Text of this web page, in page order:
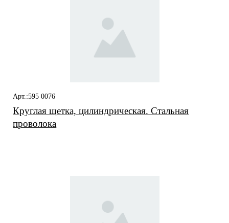
Арт.:595 0076
Круглая щетка, цилиндрическая. Стальная
проволока